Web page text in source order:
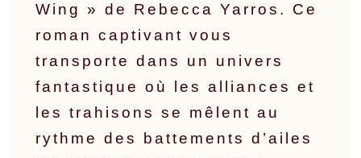
Wing » de Rebecca Yarros. Ce
roman captivant vous
transporte dans un univers
fantastique où les alliances et
les trahisons se mêlent au
rythme des battements d’ailes